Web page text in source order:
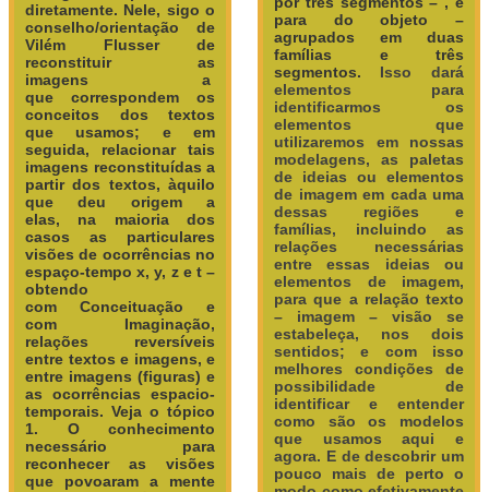
diretamente. Nele, sigo o
conselho/orientação de
Vilém Flusser de
reconstituir as
imagens a
que correspondem os
conceitos dos textos
que usamos; e em
seguida, relacionar tais
imagens reconstituídas a
partir dos textos, àquilo
que deu origem a
elas, na maioria dos
casos as particulares
visões de ocorrências no
espaço-tempo x, y, z e t –
obtendo
com Conceituação e
com Imaginação,
relações reversíveis
entre textos e imagens, e
entre imagens (figuras) e
as ocorrências espacio-
temporais. Veja o tópico
1. O conhecimento
necessário para
reconhecer as visões
que povoaram a mente
para do objeto –
agrupados em duas
famílias e três
segmentos.
Isso dará
elementos para
identificarmos os
elementos que
utilizaremos em nossas
modelagens, as paletas
de ideias ou elementos
de imagem em cada uma
dessas regiões e
famílias, incluindo as
relações necessárias
entre essas ideias ou
elementos de imagem,
para que a relação texto
– imagem – visão se
estabeleça, nos dois
sentidos; e com isso
melhores condições de
possibilidade de
identificar e entender
como são os modelos
que usamos aqui e
agora. E de descobrir um
pouco mais de perto o